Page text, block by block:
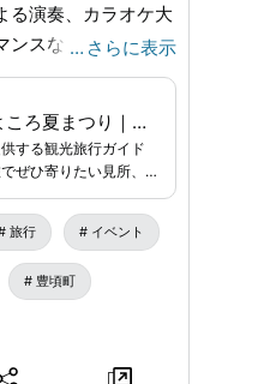
る演奏、カラオケ大
ンスなど、見どころ
会、DJタイムな
だくさん!! そして
から約2,000発の美
🎆 ご家族や
ましょう🤗 日
（花火は19:30か
… さらに表示
8月中旬 とよころ夏まつり｜北海道 豊頃町のとよころ観光ガイド - 豊頃町観光サイト - 北海道豊頃町公式ホームページ
する観光旅行ガイド
ぜひ寄りたい見所、
す。
旅行 イベント
豊頃町